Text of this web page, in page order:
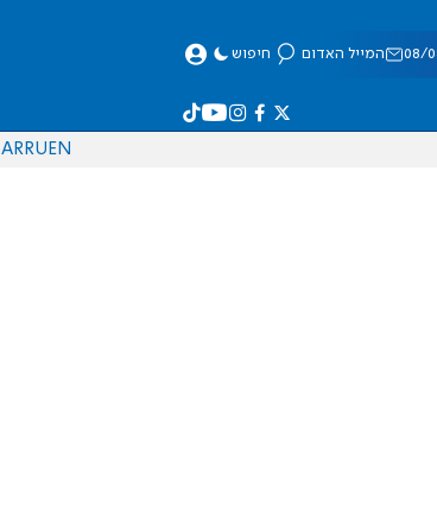
המייל האדום חיפוש
EN
RU
AR